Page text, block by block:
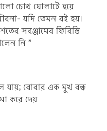
চোখ ঘোলাটে হয়ে
যদি তেমন বই হয়।
সরঞ্জামের ফিরিস্তি
নি ”
যায়; বোবার এক মুখ বন্ধ
করে দেয়